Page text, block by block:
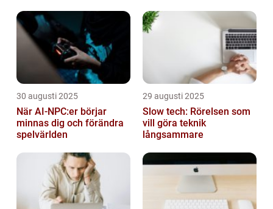
30 augusti 2025
När AI-NPC:er börjar
minnas dig och förändra
spelvärlden
29 augusti 2025
Slow tech: Rörelsen som
vill göra teknik
långsammare